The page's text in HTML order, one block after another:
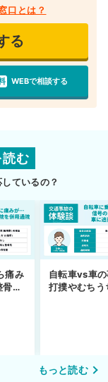
口とは？
る
WEBで相談する
む
ているの？
痛み
院
自転車vs車
打撲やむちう
もっと読む